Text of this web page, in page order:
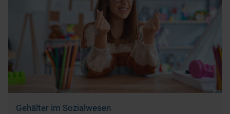
Gehälter im Sozialwesen